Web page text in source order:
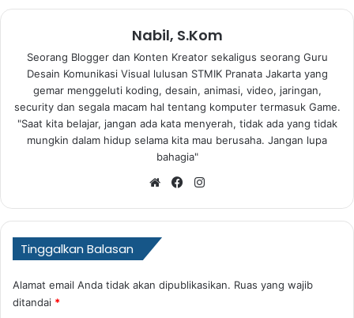
Nabil, S.Kom
Seorang Blogger dan Konten Kreator sekaligus seorang Guru
Desain Komunikasi Visual lulusan STMIK Pranata Jakarta yang
gemar menggeluti koding, desain, animasi, video, jaringan,
security dan segala macam hal tentang komputer termasuk Game.
"Saat kita belajar, jangan ada kata menyerah, tidak ada yang tidak
mungkin dalam hidup selama kita mau berusaha. Jangan lupa
bahagia"
WebsiteFacebook
Tinggalkan Balasan
Alamat email Anda tidak akan dipublikasikan. Ruas yang wajib
ditandai *